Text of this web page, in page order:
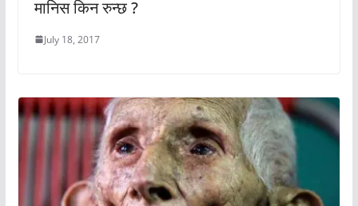
मानिस किन रुन्छ ?
July 18, 2017